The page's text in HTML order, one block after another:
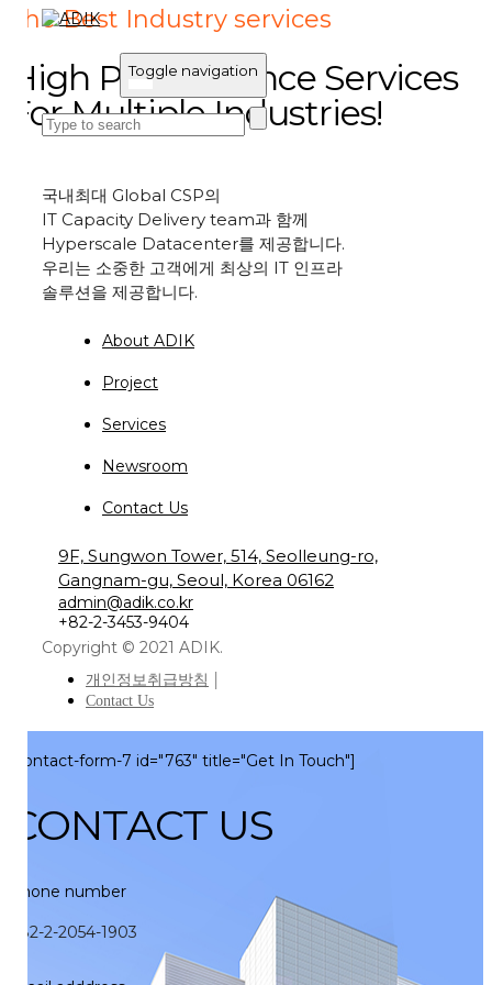
Toggle navigation
The Best Industry services
High Performance Services
For Multiple Industries!
국내최대 Global CSP의
IT Capacity Delivery team과 함께
Hyperscale Datacenter를 제공합니다.
우리는 소중한 고객에게 최상의 IT 인프라
솔루션을 제공합니다.
About ADIK
Project
Services
Newsroom
Contact Us
9F, Sungwon Tower, 514, Seolleung-ro,
Gangnam-gu, Seoul, Korea 06162
admin@adik.co.kr
+82-2-3453-9404
Copyright © 2021 ADIK.
개인정보취급방침
Contact Us
[contact-form-7 id="763" title="Get In Touch"]
CONTACT US
Phone number
+82-2-2054-1903